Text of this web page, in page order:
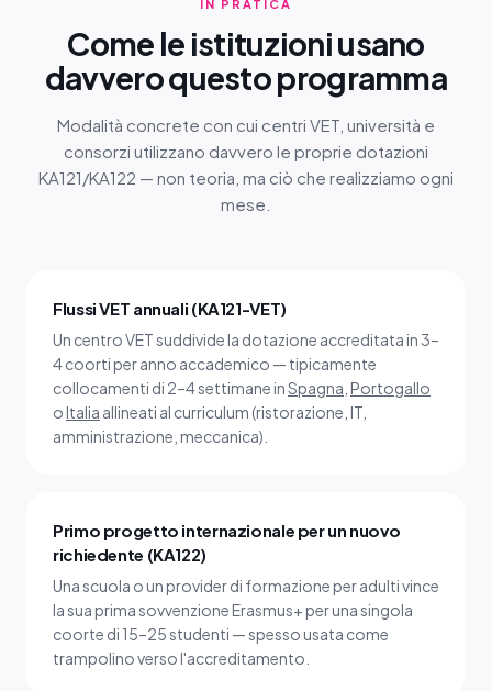
IN PRATICA
Come le istituzioni usano
davvero questo programma
Modalità concrete con cui centri VET, università e
consorzi utilizzano davvero le proprie dotazioni
KA121/KA122 — non teoria, ma ciò che realizziamo ogni
mese.
Flussi VET annuali (KA121-VET)
Un centro VET suddivide la dotazione accreditata in 3–
4 coorti per anno accademico — tipicamente
collocamenti di 2–4 settimane inSpagna Portogallo
oItalia allineati al curriculum (ristorazione, IT,
amministrazione, meccanica).
Primo progetto internazionale per un nuovo
richiedente (KA122)
Una scuola o un provider di formazione per adulti vince
la sua prima sovvenzione Erasmus+ per una singola
coorte di 15–25 studenti — spesso usata come
trampolino verso l'accreditamento.